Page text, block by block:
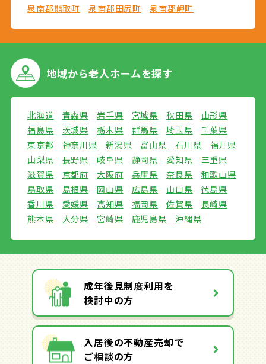
泉南郡熊取町
泉南郡田尻町 泉南郡岬町
地域から老人ホームを探す
北海道 青森県 岩手県 宮城県 秋田県
山形県
福島県
茨城県 栃木県 群馬県 埼玉県
千葉県
東京都
神奈川県 新潟県 富山県 石川県
福井県
山梨県
長野県 岐阜県 静岡県 愛知県
三重県
滋賀県
京都府 大阪府 兵庫県 奈良県
和歌山県
鳥取県
島根県 岡山県 広島県 山口県
徳島県
香川県
愛媛県 高知県 福岡県 佐賀県
長崎県
熊本県
大分県 宮崎県 鹿児島県 沖縄県
成年後見制度利用を
検討中の方
入居後の不動産売却で
ご相談の方